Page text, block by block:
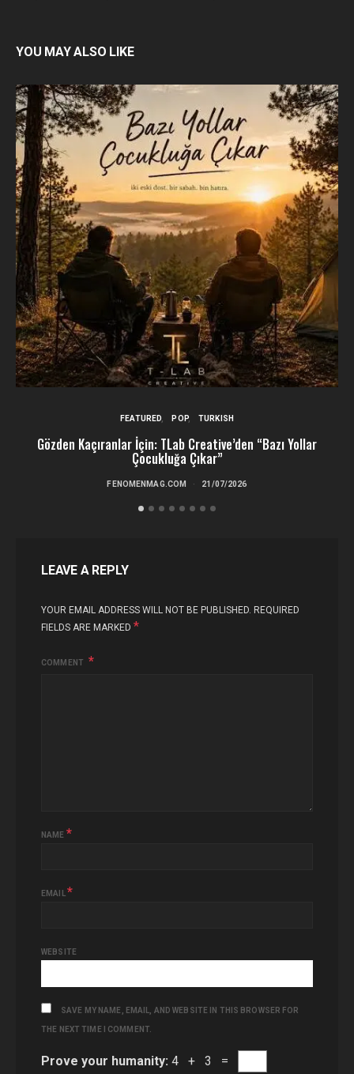
YOU MAY ALSO LIKE
FEATURED POP TURKISH
Gözden Kaçıranlar İçin: TLab Creative’den “Bazı Yollar
Çocukluğa Çıkar”
FENOMENMAG.COM 21/07/2026
LEAVE A REPLY
YOUR EMAIL ADDRESS WILL NOT BE PUBLISHED. REQUIRED
FIELDS ARE MARKED *
COMMENT
NAME *
EMAIL *
WEBSITE
SAVE MY NAME, EMAIL, AND WEBSITE IN THIS BROWSER FOR
THE NEXT TIME I COMMENT.
Prove your humanity: 4 + 3 =